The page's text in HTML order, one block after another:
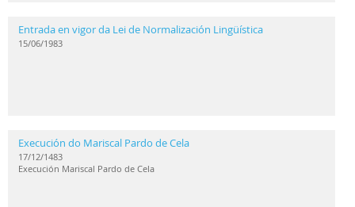
Entrada en vigor da Lei de Normalización Lingüística
15/06/1983
Execución do Mariscal Pardo de Cela
17/12/1483
Execución Mariscal Pardo de Cela